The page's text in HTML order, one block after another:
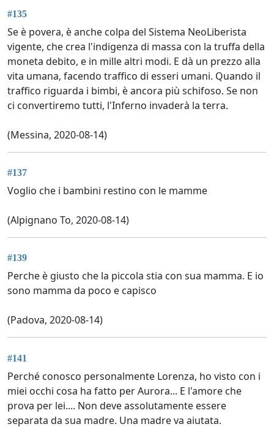
#135
Se è povera, è anche colpa del Sistema NeoLiberista
vigente, che crea l'indigenza di massa con la truffa della
moneta debito, e in mille altri modi. E dà un prezzo alla
vita umana, facendo traffico di esseri umani. Quando il
traffico riguarda i bimbi, è ancora più schifoso. Se non
ci convertiremo tutti, l'Inferno invaderà la terra.
(Messina, 2020-08-14)
#137
Voglio che i bambini restino con le mamme
(Alpignano To, 2020-08-14)
#139
Perche è giusto che la piccola stia con sua mamma. E io
sono mamma da poco e capisco
(Padova, 2020-08-14)
#141
Perché conosco personalmente Lorenza, ho visto con i
miei occhi cosa ha fatto per Aurora... E l'amore che
prova per lei.... Non deve assolutamente essere
separata da sua madre. Una madre va aiutata.